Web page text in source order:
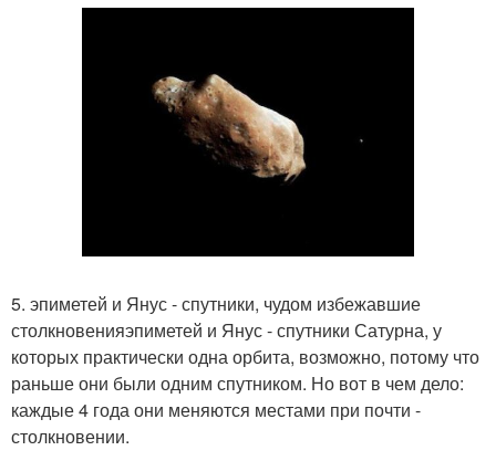
5. эпиметей и Янус - спутники, чудом избежавшие
столкновенияэпиметей и Янус - спутники Сатурна, у
которых практически одна орбита, возможно, потому что
раньше они были одним спутником. Но вот в чем дело:
каждые 4 года они меняются местами при почти -
столкновении.